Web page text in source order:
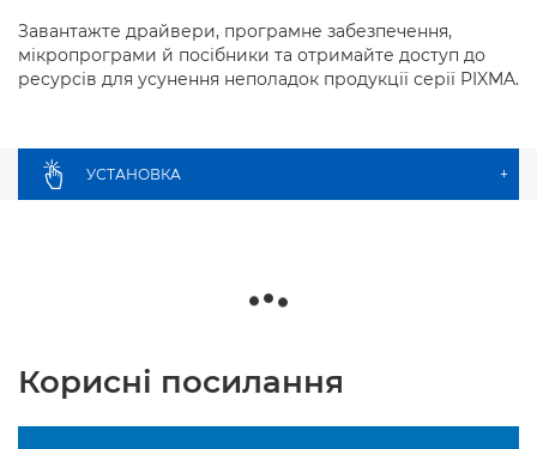
Завантажте драйвери, програмне забезпечення,
мікропрограми й посібники та отримайте доступ до
ресурсів для усунення неполадок продукції серії PIXMA.
УСТАНОВКА +
Корисні посилання